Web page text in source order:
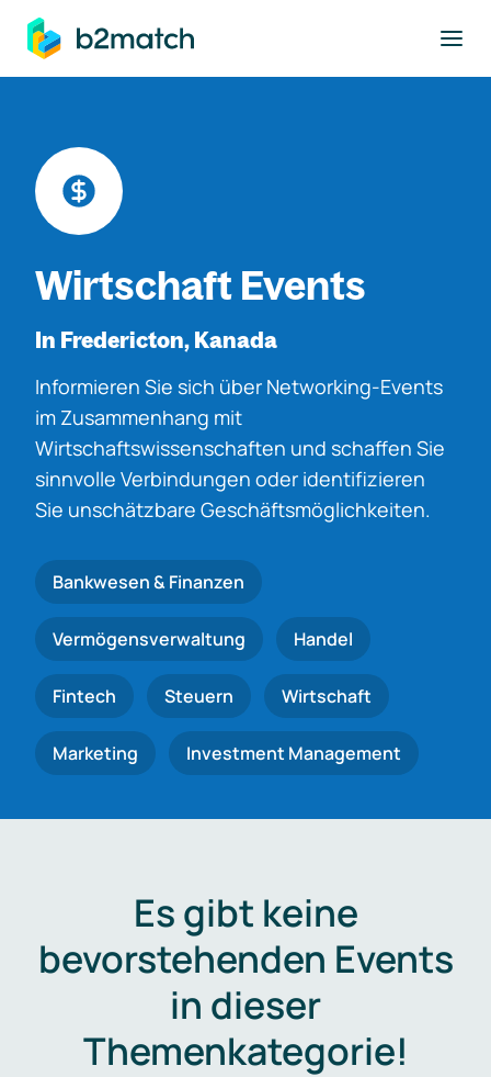
springen
Wirtschaft Events
In Fredericton, Kanada
Informieren Sie sich über Networking-Events
im Zusammenhang mit
Wirtschaftswissenschaften und schaffen Sie
sinnvolle Verbindungen oder identifizieren
Sie unschätzbare Geschäftsmöglichkeiten.
Bankwesen & Finanzen
Vermögensverwaltung Handel
Fintech Steuern Wirtschaft
Marketing Investment Management
Es gibt keine
bevorstehenden Events
in dieser
Themenkategorie!